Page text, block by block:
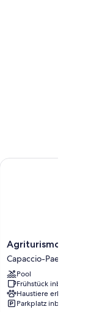
Agriturismo
Porta
Sirena
Capaccio-
Paestum
Agriturismo Porta
Capaccio-Paestum
Pool
Frühstück inbegriffen
Haustiere erlaubt
Parkplatz inbegriffen
Agriturismo Porta